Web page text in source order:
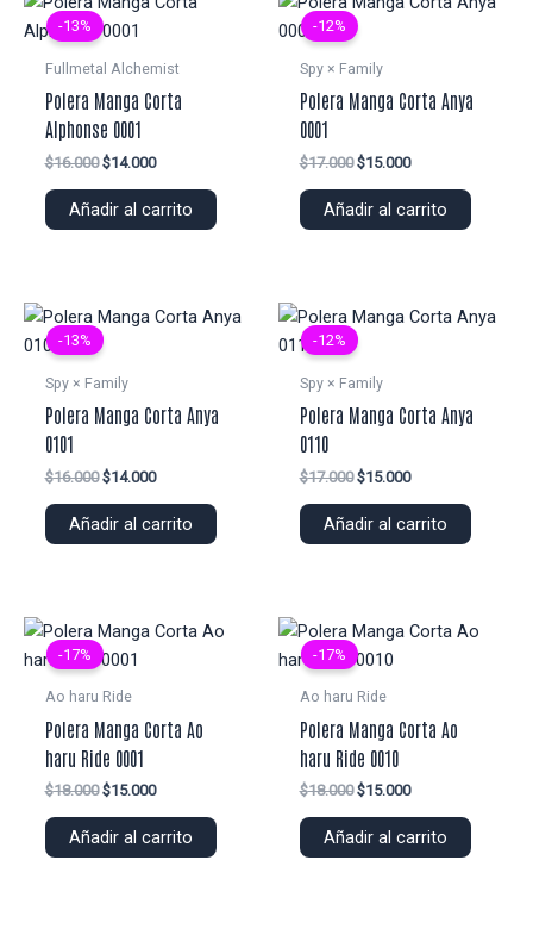
-13%
Fullmetal Alchemist
Polera Manga Corta
Alphonse 0001
$16.000 El
original
$14.000El
actual
Añadir al carrito
-12%
Spy × Family
Polera Manga Corta Anya
0001
$17.000 El
original
$15.000El
actual
Añadir al carrito
-13%
Spy × Family
Polera Manga Corta Anya
0101
$16.000 El
original
era:
$14.000El
actual
es:
Añadir al carrito
-12%
Spy × Family
Polera Manga Corta Anya
0110
$17.000 El
original
era:
$15.000El
actual
es:
Añadir al carrito
-17%
Ao haru Ride
Polera Manga Corta Ao
haru Ride 0001
$18.000 El
original
$15.000El
actual
Añadir al carrito
-17%
Ao haru Ride
Polera Manga Corta Ao
haru Ride 0010
$18.000 El
original
$15.000El
actual
Añadir al carrito